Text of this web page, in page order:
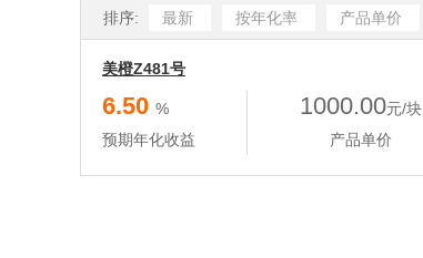
排序: 最新 按年化率 产品单价
美橙Z481号
6.50 %
预期年化收益
1000.00元/块
产品单价